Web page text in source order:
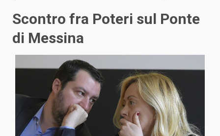
Scontro fra Poteri sul Ponte
di Messina